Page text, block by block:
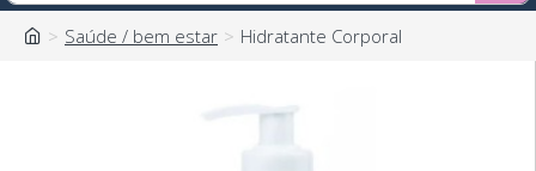
Saúde / bem estar Hidratante Corporal